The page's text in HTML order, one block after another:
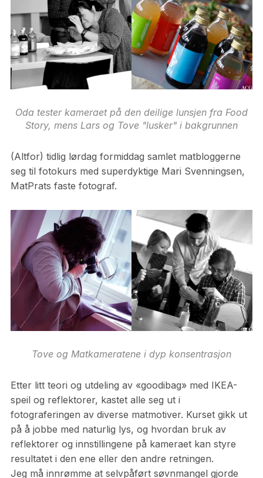
Oda tester kameraet på den deilige lunsjen fra Food
Story, mens Lars og Tove "lusker" i bakgrunnen
(Altfor) tidlig lørdag formiddag samlet matbloggerne
seg til fotokurs med superdyktige Mari Svenningsen,
MatPrats faste fotograf.
Tove og Matkameratene i dyp konsentrasjon
Etter litt teori og utdeling av «goodibag» med IKEA-
speil og reflektorer, kastet alle seg ut i
fotograferingen av diverse matmotiver. Kurset gikk ut
på å jobbe med naturlig lys, og hvordan bruk av
reflektorer og innstillingene på kameraet kan styre
resultatet i den ene eller den andre retningen.
Jeg må innrømme at selvpåført søvnmangel gjorde